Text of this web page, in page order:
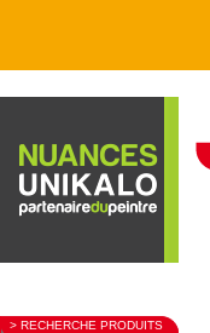
> RECHERCHE PRODUITS